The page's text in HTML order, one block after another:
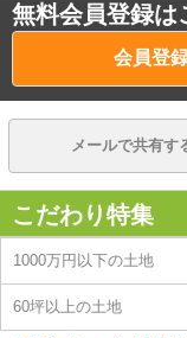
無料会員登録は
会員登
メールで共有す
こだわり特集
1000万円以下の土地
60坪以上の土地